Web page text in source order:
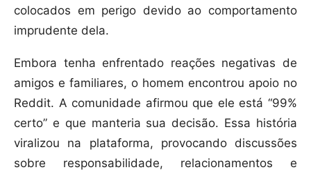
colocados em perigo devido ao comportamento
imprudente dela.
Embora tenha enfrentado reações negativas de
amigos e familiares, o homem encontrou apoio no
Reddit. A comunidade afirmou que ele está “99%
certo” e que manteria sua decisão. Essa história
viralizou na plataforma, provocando discussões
sobre responsabilidade, relacionamentos e